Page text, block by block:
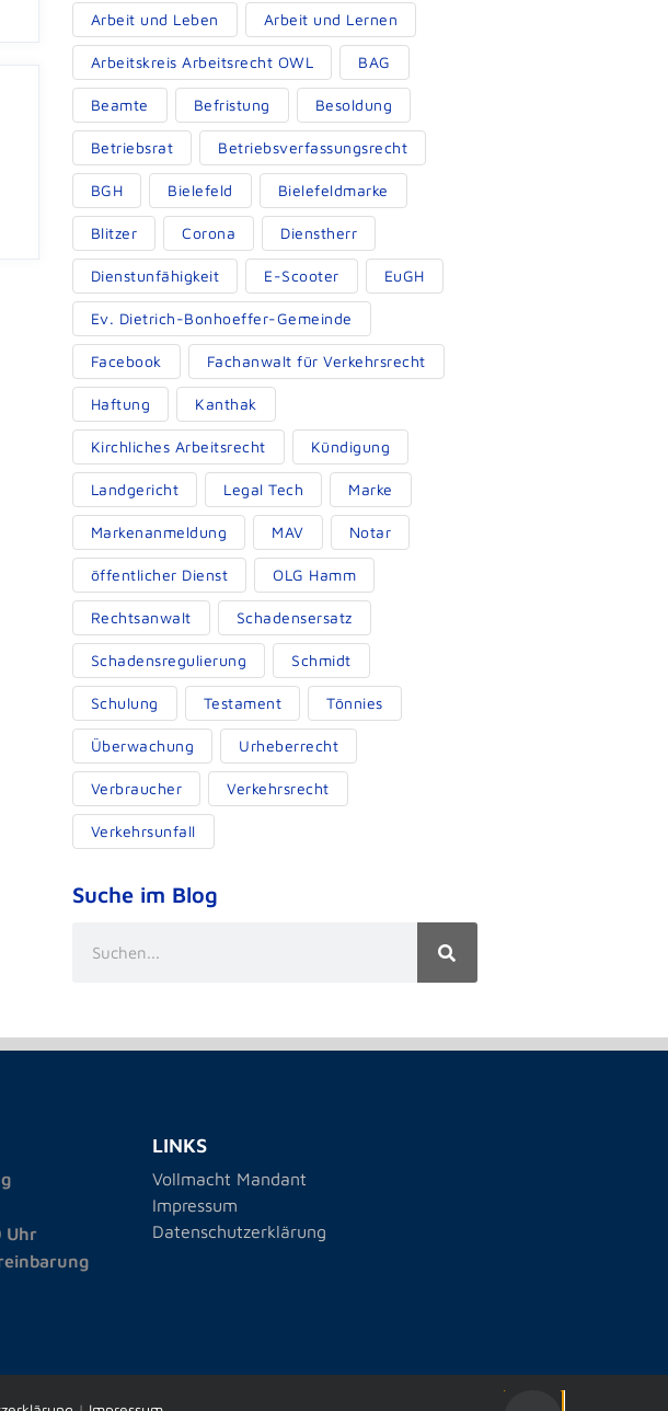
Arbeit und Leben Arbeit und Lernen
Arbeitskreis Arbeitsrecht OWL BAG
Beamte Befristung Besoldung
Betriebsrat Betriebsverfassungsrecht
BGH Bielefeld Bielefeldmarke
Blitzer Corona Dienstherr
Dienstunfähigkeit E-Scooter EuGH
Ev. Dietrich-Bonhoeffer-Gemeinde
Facebook Fachanwalt für Verkehrsrecht
Haftung Kanthak
Kirchliches Arbeitsrecht Kündigung
Landgericht Legal Tech Marke
Markenanmeldung MAV Notar
öffentlicher Dienst OLG Hamm
Rechtsanwalt Schadensersatz
Schadensregulierung Schmidt
Schulung Testament Tönnies
Überwachung Urheberrecht
Verbraucher Verkehrsrecht
Verkehrsunfall
Suche im Blog
Uhr
LINKS
Vollmacht Mandant
Impressum
Datenschutzerklärung